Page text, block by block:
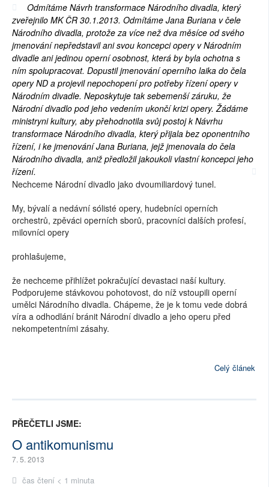
Odmítáme Návrh transformace Národního divadla, který
zveřejnilo MK ČR 30.1.2013. Odmítáme Jana Buriana v čele
Národního divadla, protože za více než dva měsíce od svého
jmenování nepředstavil ani svou koncepci opery v Národním
divadle ani jedinou operní osobnost, která by byla ochotna s
ním spolupracovat. Dopustil jmenování operního laika do čela
opery ND a projevil nepochopení pro potřeby řízení opery v
Národním divadle. Neposkytuje tak sebemenší záruku, že
Národní divadlo pod jeho vedením ukončí krizi opery. Žádáme
ministryni kultury, aby přehodnotila svůj postoj k Návrhu
transformace Národního divadla, který přijala bez oponentního
řízení, i ke jmenování Jana Buriana, jejž jmenovala do čela
Národního divadla, aniž předložil jakoukoli vlastní koncepci jeho
řízení.
Nechceme Národní divadlo jako dvoumiliardový tunel.
My, bývalí a nedávní sólisté opery, hudebníci operních
orchestrů, zpěváci operních sborů, pracovníci dalších profesí,
milovníci opery
prohlašujeme,
že nechceme přihlížet pokračující devastaci naší kultury.
Podporujeme stávkovou pohotovost, do níž vstoupili operní
umělci Národního divadla. Chápeme, že je k tomu vede dobrá
víra a odhodlání bránit Národní divadlo a jeho operu před
nekompetentními zásahy.
Celý článek
PŘEČETLI JSME:
O antikomunismu
7. 5. 2013
čas čtení < 1 minuta